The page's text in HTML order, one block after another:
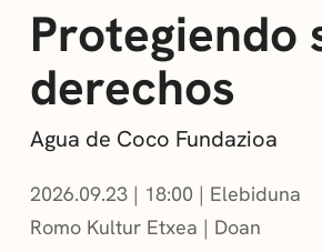
Protegiendo
derechos
Agua de Coco Fundazioa
2026.09.23 | 18:00
Elebiduna
Romo Kultur Etxea
Doan